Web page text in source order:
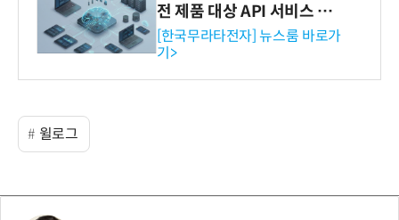
전 제품 대상 API 서비스 제
공…73개 제품 카테고리로
확대
[한국무라타전자] 뉴스룸 바로가
기>
윌로그